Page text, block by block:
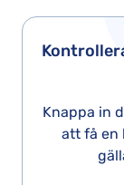
Knappa in
att få en